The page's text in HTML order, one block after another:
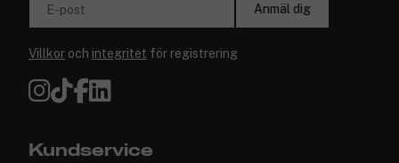
E-post Anmäl dig
Villkor och integritet för registrering
Kundservice